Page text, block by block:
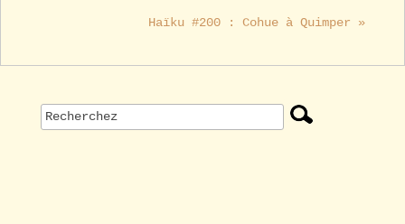
Haïku #200 : Cohue à Quimper »